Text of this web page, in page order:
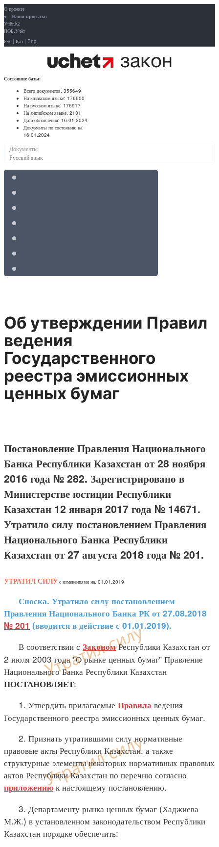
О проекте
Наши проекты:
Учёт.kz
ПОБ.Учёт
Рус | Қаз | Eng
Состояние базы:
Всего документов: 355649
На казахском языке: 176600
На русском языке: 176917
На английском языке: 2131
Дата обновления: 16.01.2024
Документы по состоянию на:
16.01.2024
Документы
Русский язык
Об утверждении Правил
ведения
Государственного
реестра эмиссионных
ценных бумаг
Постановление Правления Национального
Банка Республики Казахстан от 28 ноября
2016 года № 282. Зарегистрировано в
Министерстве юстиции Республики
Казахстан 12 января 2017 года № 14671.
Утратило силу постановлением Правления
Национального Банка Республики
Казахстан от 27 августа 2018 года № 201.
УТРАТИЛ СИЛУ с изменениями на: 01.01.2019
Сноска. Утратило силу постановлением
Правления Национального Банка РК от 27.08.2018
№ 201 (вводится в действие с 01.01.2019).
В соответствии с ЗакономРеспублики Казахстан от
2 июля 2003 года "О рынке ценных бумаг" Правление
Национального Банка Республики Казахстан
ПОСТАНОВЛЯЕТ:
1. Утвердить прилагаемые Правила ведения
Государственного реестра эмиссионных ценных бумаг.
2. Признать утратившими силу нормативные
правовые акты Республики Казахстан, а также
структурные элементы некоторых нормативных правовых
актов Республики Казахстан по перечню согласно
приложению к настоящему постановлению.
3. Департаменту рынка ценных бумаг (Хаджиева
М.Ж.) в установленном законодательством Республики
Казахстан порядке обеспечить: